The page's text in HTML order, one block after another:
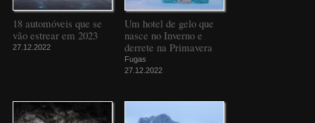
18 automóveis que se
vão estrear em 2023
27.12.2022
Um hotel de gelo que
nasce no Inverno e
derrete na Primavera
Fugas
27.12.2022